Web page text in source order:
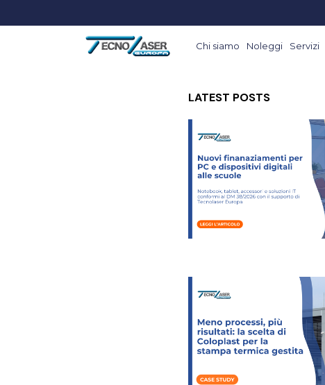
Chi siamo Noleggi Servizi
LATEST POSTS